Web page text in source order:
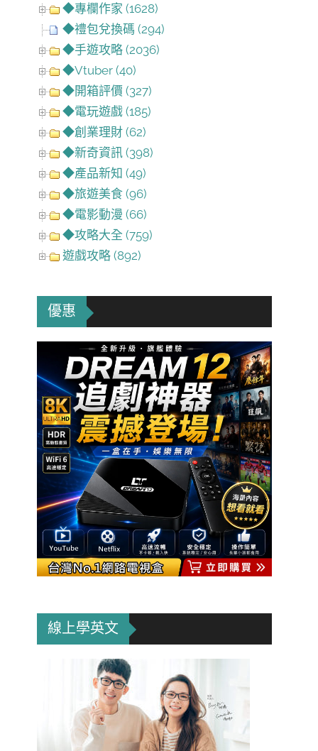
◆專欄作家 (1628)
◆禮包兌換碼 (294)
◆手遊攻略 (2036)
◆Vtuber (40)
◆開箱評價 (327)
◆電玩遊戲 (185)
◆創業理財 (62)
◆新奇資訊 (398)
◆產品新知 (49)
◆旅遊美食 (96)
◆電影動漫 (66)
◆攻略大全 (759)
遊戲攻略 (892)
優惠
線上學英文